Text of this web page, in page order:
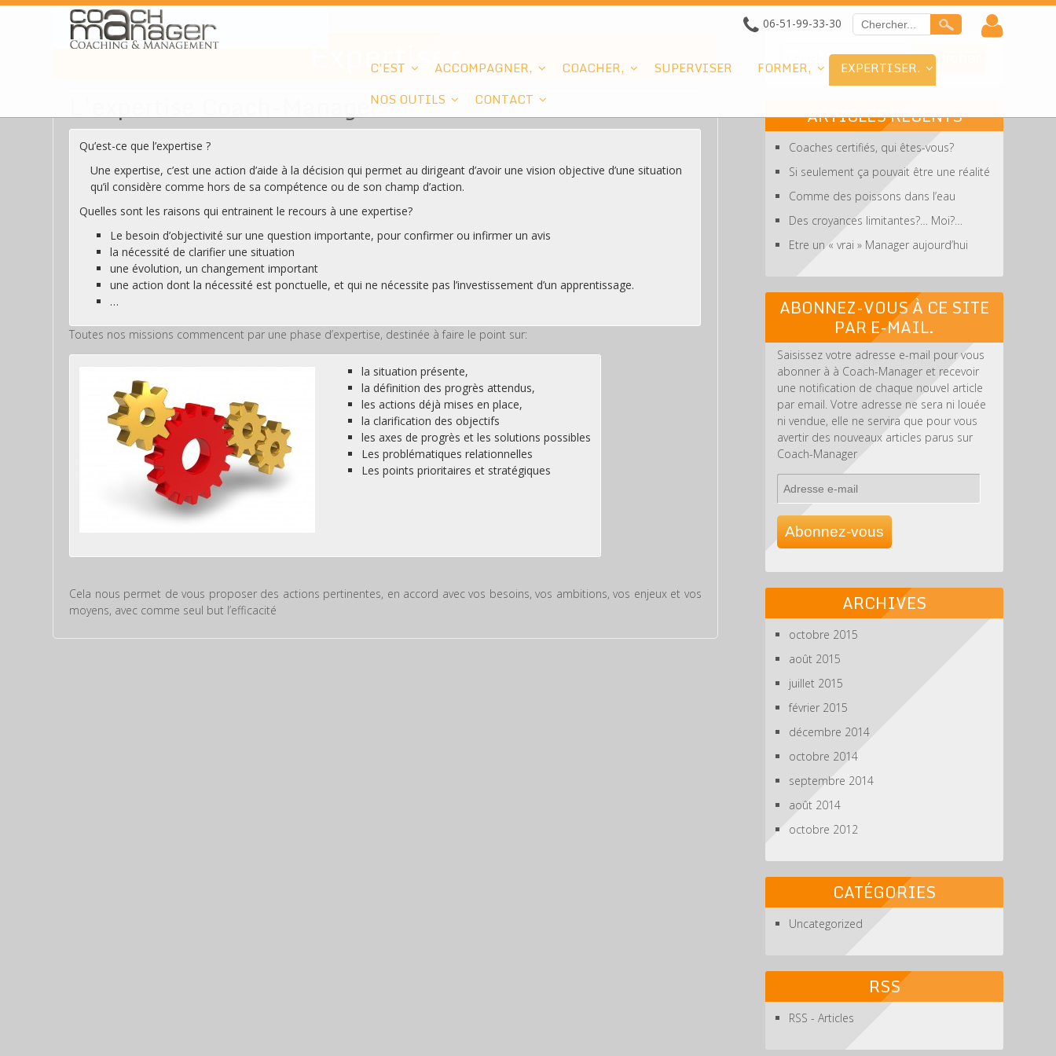
06-51-99-33-30
C’EST ACCOMPAGNER, COACHER, SUPERVISER FORMER,
EXPERTISER.
NOS OUTILS
CONTACT
Expertiser
L’expertise Coach-Manager
Qu’est-ce que l’expertise ?
Une expertise, c’est une action d’aide à la décision qui permet au dirigeant d’avoir une vision objective d’une situation
qu’il considère comme hors de sa compétence ou de son champ d’action.
Quelles sont les raisons qui entrainent le recours à une expertise?
Le besoin d’objectivité sur une question importante, pour confirmer ou infirmer un avis
la nécessité de clarifier une situation
une évolution, un changement important
une action dont la nécessité est ponctuelle, et qui ne nécessite pas l’investissement d’un apprentissage.
…
Toutes nos missions commencent par une phase d’expertise, destinée à faire le point sur:
la situation présente,
la définition des progrès attendus,
les actions déjà mises en place,
la clarification des objectifs
les axes de progrès et les solutions possibles
Les problématiques relationnelles
Les points prioritaires et stratégiques
Cela nous permet de vous proposer des actions pertinentes, en accord avec vos besoins, vos ambitions, vos enjeux et vos
moyens, avec comme seul but l’efficacité
ARTICLES RÉCENTS
Coaches certifiés, qui êtes-vous?
Si seulement ça pouvait être une réalité
Comme des poissons dans l’eau
Des croyances limitantes?… Moi?…
Etre un « vrai » Manager aujourd’hui
ABONNEZ-VOUS À CE SITE
PAR E-MAIL.
Saisissez votre adresse e-mail pour vous
abonner à à Coach-Manager et recevoir
une notification de chaque nouvel article
par email. Votre adresse ne sera ni louée
ni vendue, elle ne servira que pour vous
avertir des nouveaux articles parus sur
Coach-Manager
Adresse
e-
mail
Abonnez-vous
ARCHIVES
octobre 2015
août 2015
juillet 2015
février 2015
décembre 2014
octobre 2014
septembre 2014
août 2014
octobre 2012
CATÉGORIES
Uncategorized
RSS
RSS - Articles